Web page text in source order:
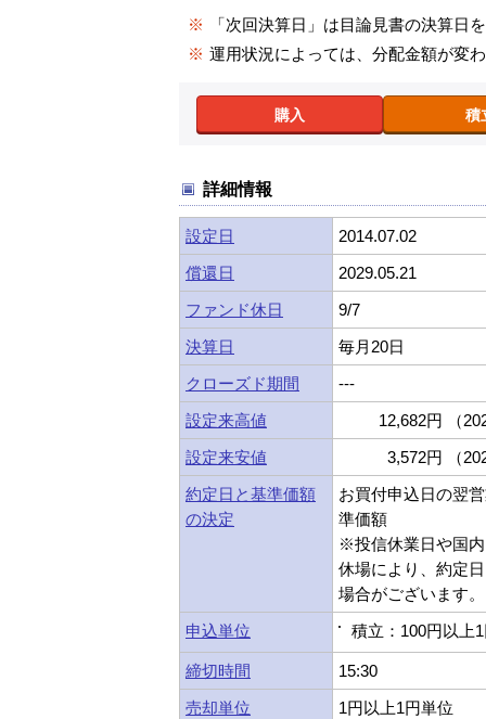
※
「次回決算日」は目論見書の決算日
※ 運用状況によっては、分配金額が変
購入 積
詳細情報
設定日
2014.07.02
償還日
2029.05.21
ファンド休日
9/7
決算日
毎月20日
クローズド期間
---
設定来高値
12,682円 （
設定来安値
3,572円 （
約定日と基準価額
の決定
お買付申込日の翌
準価額
※投信休業日や国
休場により、約定
場合がございます。
申込単位
積立：100円以上
締切時間
15:30
売却単位
1円以上1円単位